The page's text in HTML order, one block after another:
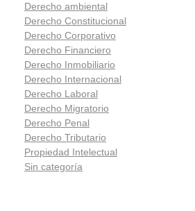
Derecho ambiental
Derecho Constitucional
Derecho Corporativo
Derecho Financiero
Derecho Inmobiliario
Derecho Internacional
Derecho Laboral
Derecho Migratorio
Derecho Penal
Derecho Tributario
Propiedad Intelectual
Sin categoría